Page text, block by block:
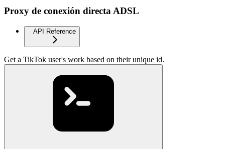
Proxy de conexión directa ADSL
API Reference
Get a TikTok user's work based on their unique id.